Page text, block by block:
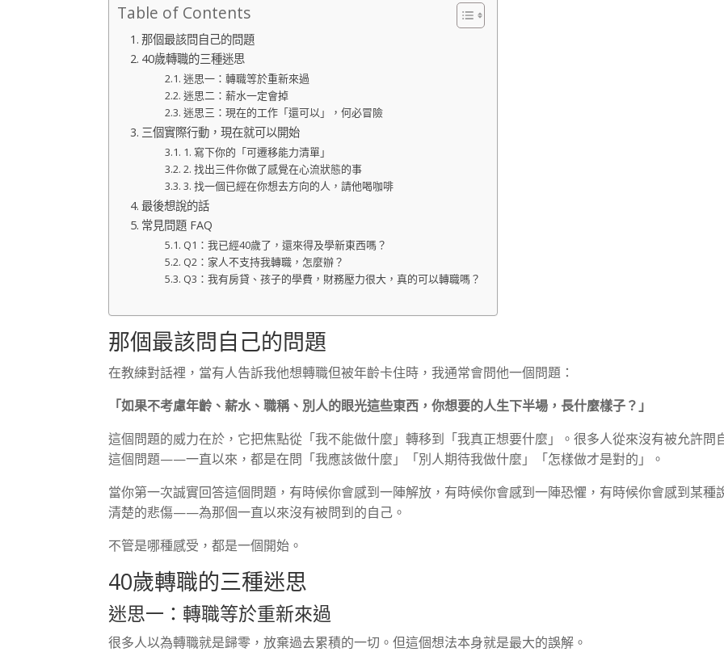
Table of Contents
那個最該問自己的問題
40歲轉職的三種迷思
迷思一：轉職等於重新來過
迷思二：薪水一定會掉
迷思三：現在的工作「還可以」，何必冒險
三個實際行動，現在就可以開始
1. 寫下你的「可遷移能力清單」
2. 找出三件你做了感覺在心流狀態的事
3. 找一個已經在你想去方向的人，請他喝咖啡
最後想說的話
常見問題 FAQ
Q1：我已經40歲了，還來得及學新東西嗎？
Q2：家人不支持我轉職，怎麼辦？
Q3：我有房貸、孩子的學費，財務壓力很大，真的可以轉職嗎？
那個最該問自己的問題
在教練對話裡，當有人告訴我他想轉職但被年齡卡住時，我通常會問他一個問題：
「如果不考慮年齡、薪水、職稱、別人的眼光這些東西，你想要的人生下半場，長什麼樣子？」
這個問題的威力在於，它把焦點從「我不能做什麼」轉移到「我真正想要什麼」。很多人從來沒有被允許問
這個問題——一直以來，都是在問「我應該做什麼」「別人期待我做什麼」「怎樣做才是對的」。
當你第一次誠實回答這個問題，有時候你會感到一陣解放，有時候你會感到一陣恐懼，有時候你會感到某種
清楚的悲傷——為那個一直以來沒有被問到的自己。
不管是哪種感受，都是一個開始。
40歲轉職的三種迷思
迷思一：轉職等於重新來過
很多人以為轉職就是歸零，放棄過去累積的一切。但這個想法本身就是最大的誤解。